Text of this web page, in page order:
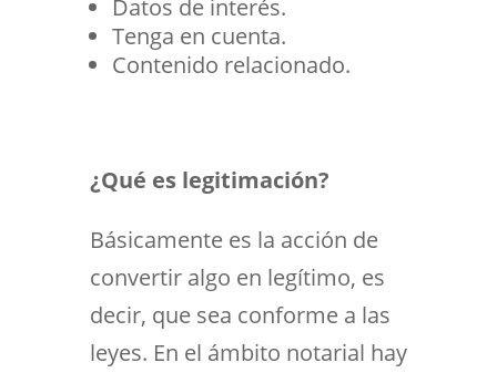
Datos de interés.
Tenga en cuenta.
Contenido relacionado.
¿Qué es legitimación?
Básicamente es la acción de
convertir algo en legítimo, es
decir, que sea conforme a las
leyes. En el ámbito notarial hay